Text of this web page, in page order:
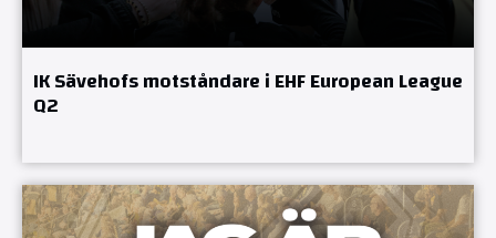
IK Sävehofs motståndare i EHF European League
Q2